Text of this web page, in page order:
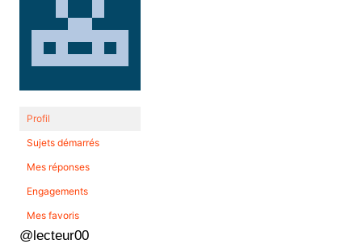
Profil
Sujets démarrés
Mes réponses
Engagements
Mes favoris
@lecteur00